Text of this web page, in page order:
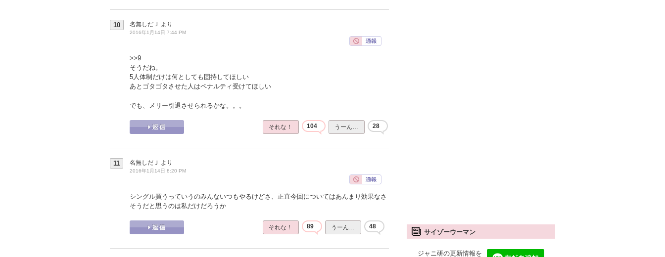
10 名無しだＪ より
2016年1月14日 7:44 PM
>>9
そうだね。
5人体制だけは何としても固持してほしい
あとゴタゴタさせた人はペナルティ受けてほしい
でも、メリー引退させられるかな。。。
それな！ 104 うーん… 28
11 名無しだＪ より
2016年1月14日 8:20 PM
シングル買うっていうのみんないつもやるけどさ、正直今回についてはあんまり効果なさ
そうだと思うのは私だけだろうか
それな！ 89 うーん… 48
サイゾーウーマン
ジャニ研の更新情報を